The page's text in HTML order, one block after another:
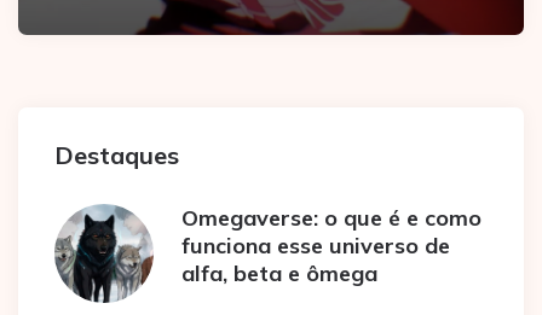
Destaques
Omegaverse: o que é e como
funciona esse universo de
alfa, beta e ômega